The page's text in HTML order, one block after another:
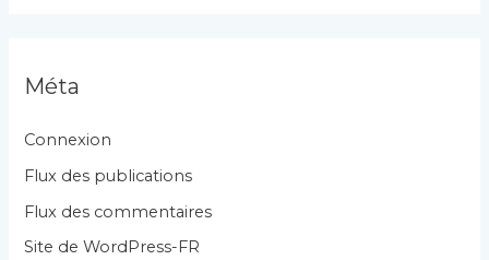
g
r
i
e
Méta
Connexion
Flux des publications
Flux des commentaires
Site de WordPress-FR